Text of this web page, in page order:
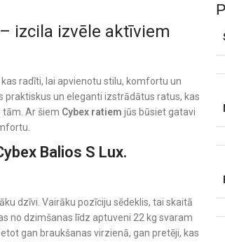
izcila izvēle aktīviem
kas radīti, lai apvienotu stilu, komfortu un
praktiskus un eleganti izstrādātus ratus, kas
tām. Ar šiem Cybex ratiem jūs būsiet gatavi
Balios S Lux.
dzīvi. Vairāku pozīciju sēdeklis, tai skaitā
no dzimšanas līdz aptuveni 22 kg svaram
gan braukšanas virzienā, gan pretēji, kas